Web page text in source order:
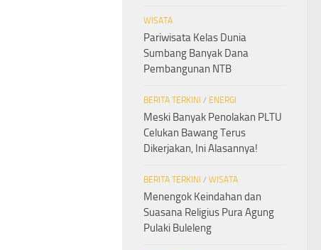
WISATA
Pariwisata Kelas Dunia
Sumbang Banyak Dana
Pembangunan NTB
BERITA TERKINI / ENERGI
Meski Banyak Penolakan PLTU
Celukan Bawang Terus
Dikerjakan, Ini Alasannya!
BERITA TERKINI / WISATA
Menengok Keindahan dan
Suasana Religius Pura Agung
Pulaki Buleleng